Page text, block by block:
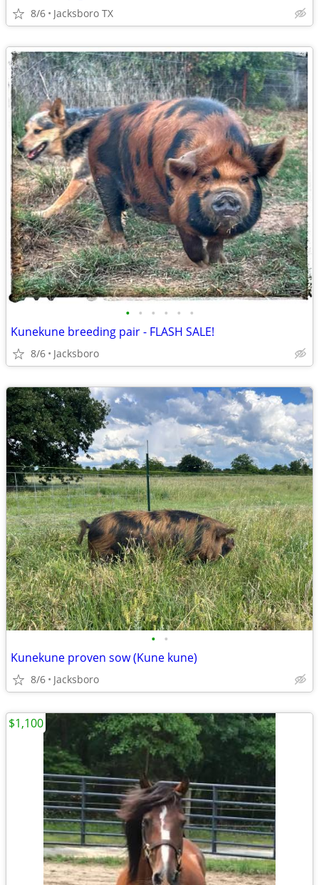
8/6 Jacksboro TX
• • • • • •
Kunekune breeding pair - FLASH SALE!
8/6 Jacksboro
• •
Kunekune proven sow (Kune kune)
8/6 Jacksboro
$1,100